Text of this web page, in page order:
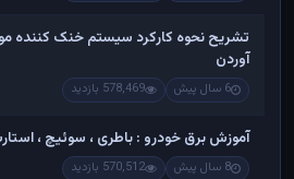
تشریح نحوه کارکرد سیستم خنک کننده
آوردن
6 سال پیش 578,469 بازدید
آموزش برق خودرو : باطری ، سوئیچ ، استارت
8 سال پیش 570,512 بازدید